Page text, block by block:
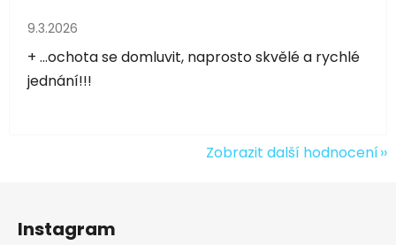
Hodnocení obchodu je 5 z 5 hvězdiček.
9.3.2026
+ ...ochota se domluvit, naprosto skvělé a rychlé
jednání!!!
Zobrazit další hodnocení
Instagram